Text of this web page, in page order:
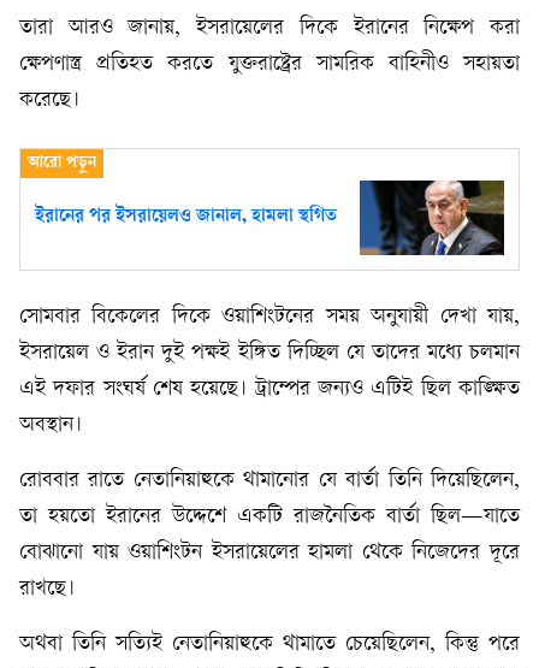
তারা আরও জানায়, ইসরায়েলের দিকে ইরানের নিক্ষেপ করা
ক্ষেপণাস্ত্র প্রতিহত করতে যুক্তরাষ্ট্রের সামরিক বাহিনীও সহায়তা
করেছে।
ইরানের পর ইসরায়েলও জানাল, হামলা স্থগিত
সোমবার বিকেলের দিকে ওয়াশিংটনের সময় অনুযায়ী দেখা যায়,
ইসরায়েল ও ইরান দুই পক্ষই ইঙ্গিত দিচ্ছিল যে তাদের মধ্যে চলমান
এই দফার সংঘর্ষ শেষ হয়েছে। ট্রাম্পের জন্যও এটিই ছিল কাঙ্ক্ষিত
অবস্থান।
রোববার রাতে নেতানিয়াহুকে থামানোর যে বার্তা তিনি দিয়েছিলেন,
তা হয়তো ইরানের উদ্দেশে একটি রাজনৈতিক বার্তা ছিল—যাতে
বোঝানো যায় ওয়াশিংটন ইসরায়েলের হামলা থেকে নিজেদের দূরে
রাখছে।
অথবা তিনি সত্যিই নেতানিয়াহুকে থামাতে চেয়েছিলেন, কিন্তু পরে